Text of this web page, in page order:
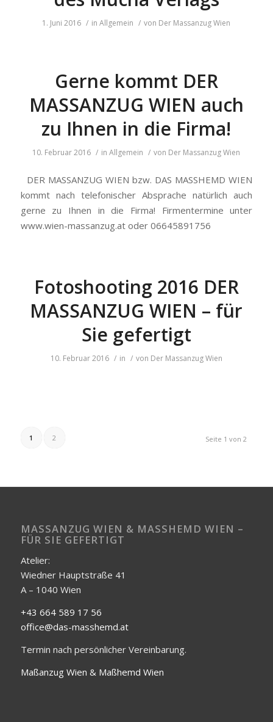
1. Juni 2016 / inAllgemein / von Der Massanzug Wien
Gerne kommt DER
MASSANZUG WIEN auch
zu Ihnen in die Firma!
10. Februar 2016 / inAllgemein / von Der Massanzug Wien
DER MASSANZUG WIEN bzw. DAS MASSHEMD WIEN
kommt nach telefonischer Absprache natürlich auch
gerne zu Ihnen in die Firma! Firmentermine unter
www.wien-massanzug.at oder 06645891756
Fotoshooting 2016 DER
MASSANZUG WIEN – für
Sie gefertigt
10. Februar 2016 / in / von Der Massanzug Wien
Seite 1 von 2
1 2
MASSANZUG WIEN & MASSHEMD WIEN – FÜ
R SIE GEFERTIGT
Atelier:
Wiedner Hauptstraße 41
A – 1040 Wien
+43 664 589 17 56
office@das-masshemd.at
Termin nach persönlicher Vereinbarung.
Maßanzug Wien & Maßhemd Wien